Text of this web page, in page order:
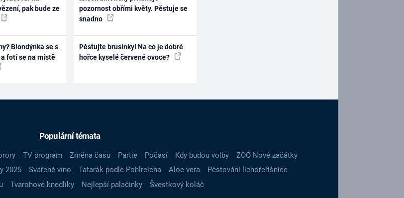
pak bude ze
Blondýnka se s
fotí se na místě
pozornost obřími květy. Pěstuje se
snadno
Pěstujte brusinky! Na co je dobré
hořce kyselé červené ovoce?
Populární témata
TV program Změna času Partie Počasí Kdy budou volby
ZOO Nové začátky
2025 Svařené víno Tatarák podle Pohlreicha Aloe vera
Pěstování lichořeřišnice
Tvarohové knedlíky Nejlepší palačinky Švestkový koláč